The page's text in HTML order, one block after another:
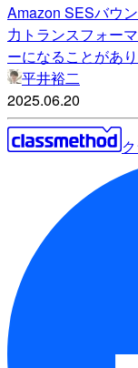
Amazon SESバウ
力トランスフォー
ーになることがあ
平井裕二
2025.06.20